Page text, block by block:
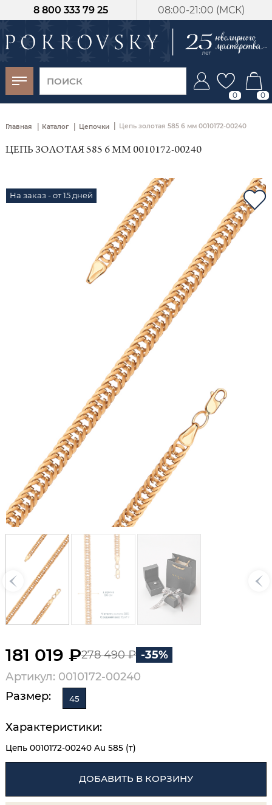
08:00-21:00 (МСК)
8 800 333 79 25
0 0
Главная | Каталог | Цепочки Цепь золотая 585 6 мм 0010172-00240
ЦЕПЬ ЗОЛОТАЯ 585 6 ММ 0010172-00240
На заказ - от 15 дней
181 019 ₽278 490 ₽ -35%
Артикул: 0010172-00240
Размер:
45
Характеристики:
Цепь 0010172-00240 Au 585 (т)
ДОБАВИТЬ В КОРЗИНУ
-30%
от 15 дней с
момента оплаты